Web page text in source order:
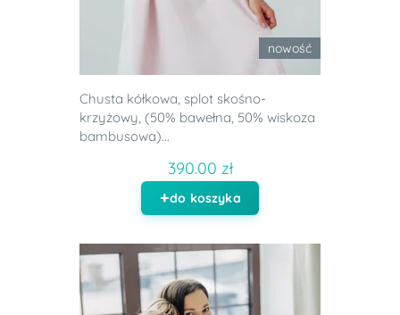
nowość
Chusta kółkowa, splot skośno-
krzyżowy, (50% bawełna, 50% wiskoza
bambusowa)...
390.00 zł
do koszyka